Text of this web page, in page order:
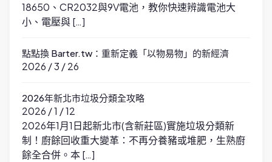
18650、CR2032與9V電池，教你快速辨識電池大
小、電壓與 […]
點點換 Barter.tw：重新定義「以物易物」的新經濟
2026 / 3 / 26
2026年新北市垃圾分類全攻略
2026 / 1 / 12
2026年1月1日起新北市(含新莊區)實施垃圾分類新
制！廚餘回收重大變革：不再分養豬或堆肥，生熟廚
餘全合併。本 […]